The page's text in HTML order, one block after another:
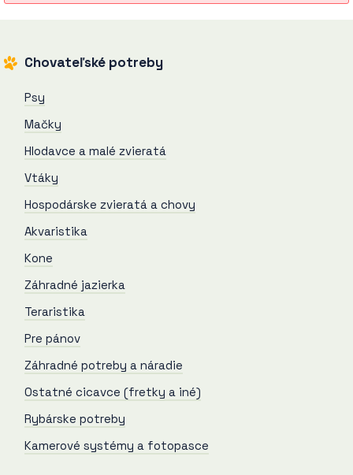
Chovateľské potreby
Psy
Mačky
Hlodavce a malé zvieratá
Vtáky
Hospodárske zvieratá a chovy
Akvaristika
Kone
Záhradné jazierka
Teraristika
Pre pánov
Záhradné potreby a náradie
Ostatné cicavce (fretky a iné)
Rybárske potreby
Kamerové systémy a fotopasce